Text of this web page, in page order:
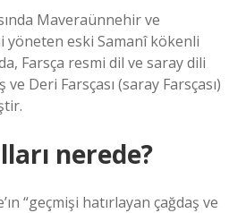
Maveraünnehir ve
eski Samanî kökenli
Farsça resmi dil ve saray dili
Deri Farsçası (saray Farsçası)
nerede?
“geçmişi hatırlayan çağdaş ve